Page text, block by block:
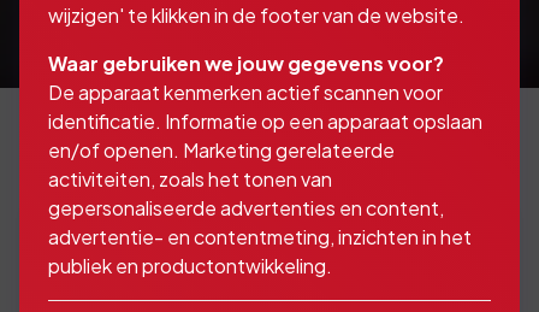
wijzigen' te klikken in de footer van de website.
Waar gebruiken we jouw gegevens voor?
De apparaat kenmerken actief scannen voor
identificatie. Informatie op een apparaat opslaan
en/of openen. Marketing gerelateerde
activiteiten, zoals het tonen van
gepersonaliseerde advertenties en content,
advertentie- en contentmeting, inzichten in het
publiek en productontwikkeling.